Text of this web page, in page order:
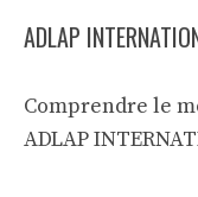
ADLAP
Comprendre le
ADLAP